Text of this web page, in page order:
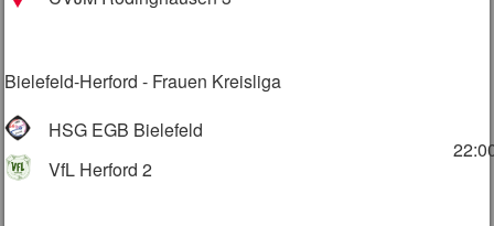
Bielefeld-Herford - Frauen Kreisliga
HSG EGB Bielefeld
VfL Herford 2